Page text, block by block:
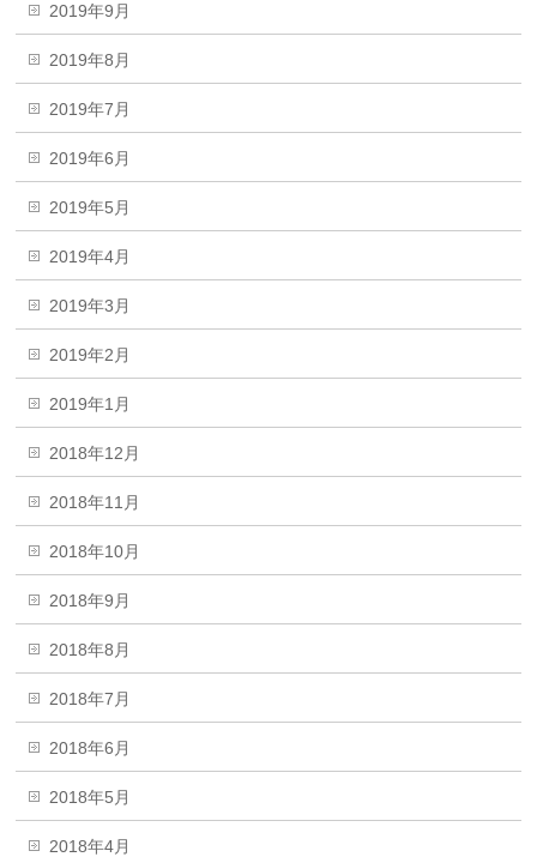
2019年9月
2019年8月
2019年7月
2019年6月
2019年5月
2019年4月
2019年3月
2019年2月
2019年1月
2018年12月
2018年11月
2018年10月
2018年9月
2018年8月
2018年7月
2018年6月
2018年5月
2018年4月